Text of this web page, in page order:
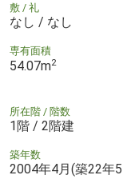
敷 / 礼
なし / なし
専有面積
54.07m2
所在階 / 階数
1階 / 2階建
築年数
2004年4月(築22年